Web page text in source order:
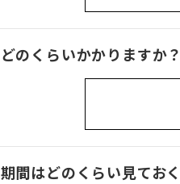
のくらいかかりますか？
間はどのくらい見てお